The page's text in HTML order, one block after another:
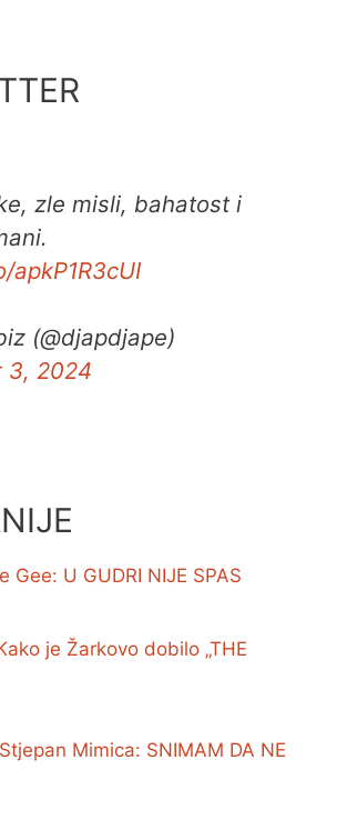
zle misli, bahatost i
(@djapdjape)
3, 2024
Gee: U GUDRI NIJE SPAS
je Žarkovo dobilo „THE
Mimica: SNIMAM DA NE